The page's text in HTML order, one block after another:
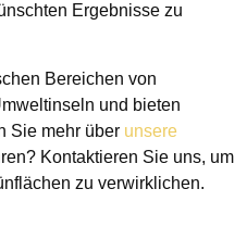
Ergebnisse zu
Bereichen von
und bieten
Sie mehr über unsere
Kontaktieren Sie uns, um
zu verwirklichen.